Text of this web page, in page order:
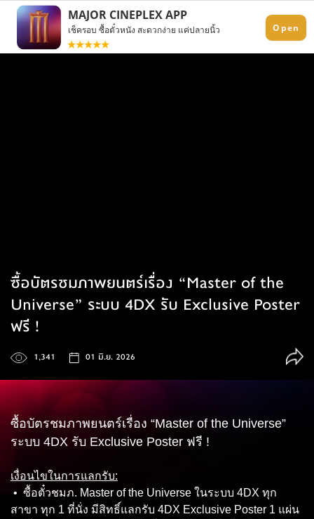
ซื้อบัตรชมภาพยนตร์เรื่อง “Master of the
Universe” ระบบ 4DX รับ Exclusive Poster
ฟรี !
1,341 01 มิ.ย. 2026
ซื้อบัตรชมภาพยนตร์เรื่อง “Master of the Universe”
ระบบ 4DX รับ Exclusive Poster ฟรี !
เงื่อนไขในการแลกรับ:
• ซื้อตั๋วชมภ. Master of the Universe ในระบบ 4DX ทุก
สาขา ทุก 1 ที่นั่ง มีสิทธิ์แลกรับ 4DX Exclusive Poster 1 แผ่น